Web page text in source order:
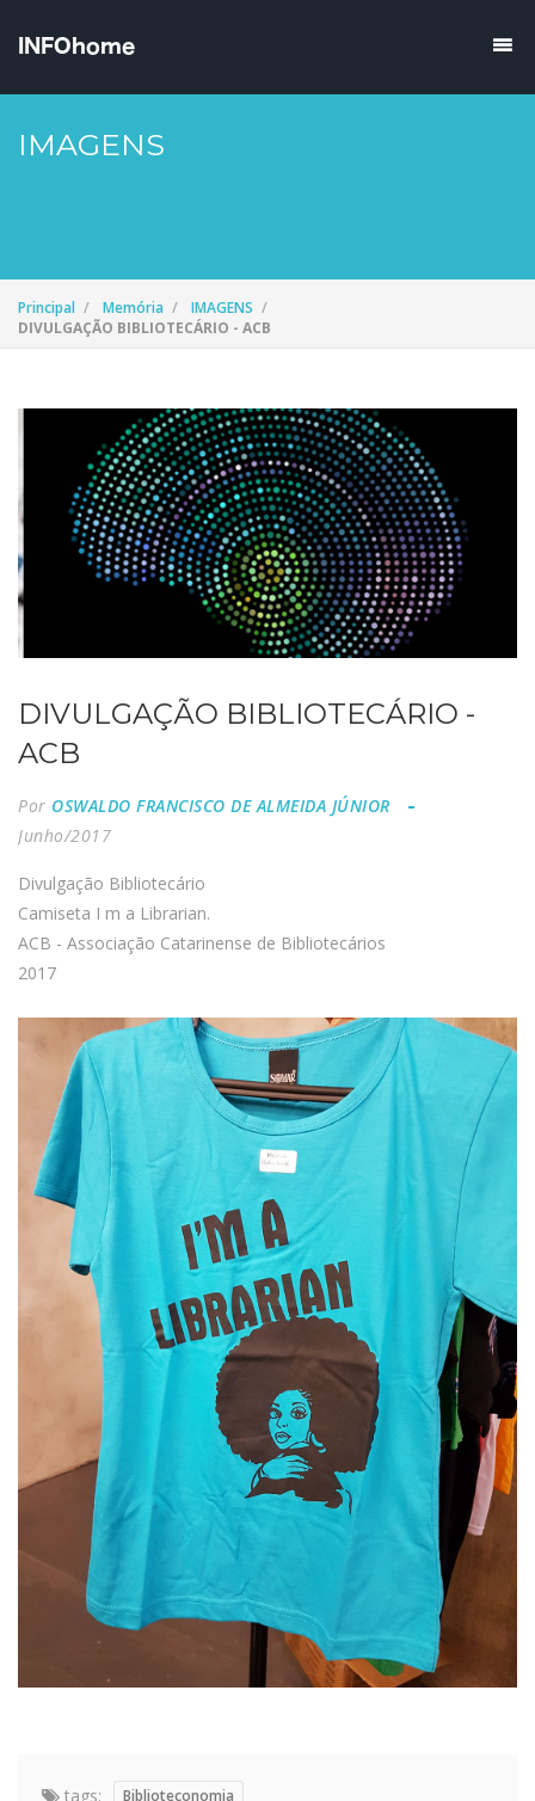
IMAGENS
Principal Memória
IMAGENS
DIVULGAÇÃO BIBLIOTECÁRIO - ACB
DIVULGAÇÃO BIBLIOTECÁRIO -
ACB
Por OSWALDO FRANCISCO DE ALMEIDA JÚNIOR
Junho/2017
Divulgação Bibliotecário
Camiseta I m a Librarian.
ACB - Associação Catarinense de Bibliotecários
2017
tags: Biblioteconomia